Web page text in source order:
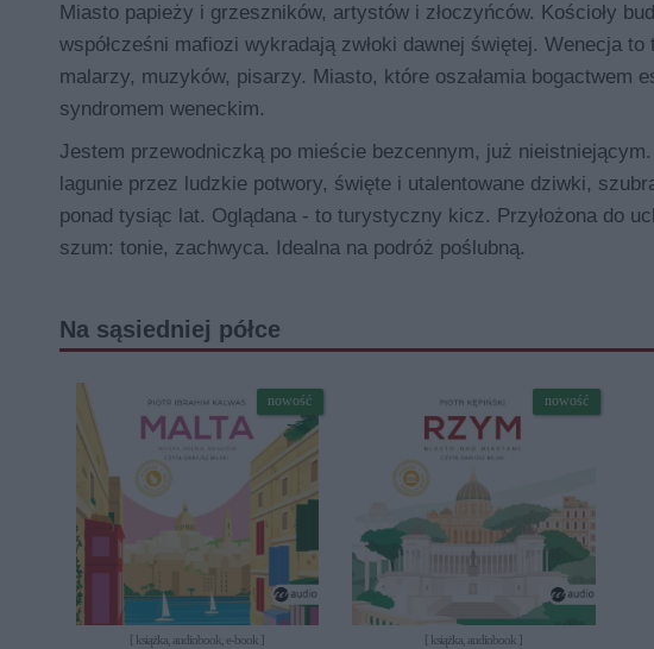
Miasto papieży i grzeszników, artystów i złoczyńców. Kościoły
współcześni mafiozi wykradają zwłoki dawnej świętej. Wenecja
malarzy, muzyków, pisarzy. Miasto, które oszałamia bogactwem
syndromem weneckim.
Jestem przewodniczką po mieście bezcennym, już
lagunie przez ludzkie potwory, święte i utalentowane dziwki,
ponad tysiąc lat. Oglądana - to turystyczny kicz. Przyłożona do
szum: tonie, zachwyca. Idealna na podróż poślubną.
Na sąsiedniej półce
nowość
[ książka, audiobook, e-book ]
nowość
[ książka, audiobook ]